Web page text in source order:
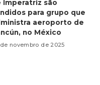
Imperatriz são
para grupo que
aeroporto de
no México
novembro de 2025